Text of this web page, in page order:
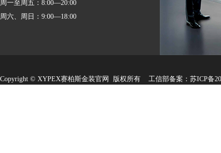
周一至周五：8:00—20:00
周六、周日：9:00—18:00
Copyright © XYPEX赛柏斯金装官网 版权所有 工信部备案： 苏ICP备